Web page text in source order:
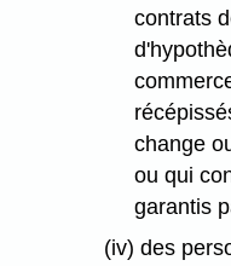
contrats
change
ou qui
garantis
(iv) des